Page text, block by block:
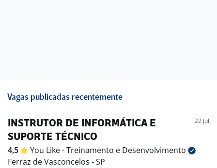
Vagas publicadas recentemente
INSTRUTOR DE INFORMÁTICA E
SUPORTE TÉCNICO
22 jul
4,5 You Like - Treinamento e Desenvolvimento
Ferraz de Vasconcelos - SP